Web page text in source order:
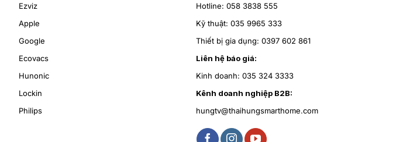
Ezviz
Apple
Google
Ecovacs
Hunonic
Lockin
Philips
Hotline: 058 3838 555
Kỹ thuật: 035 9965 333
Thiết bị gia dụng: 0397 602 861
Liên hệ báo giá:
Kinh doanh: 035 324 3333
Kênh doanh nghiệp B2B:
hungtv@thaihungsmarthome.com